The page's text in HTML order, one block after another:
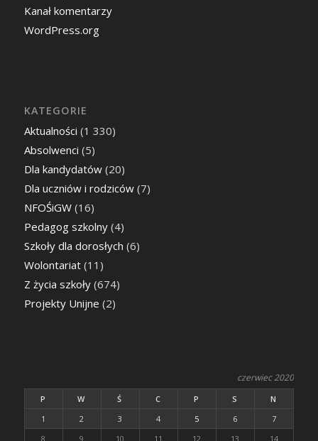
Kanał komentarzy
WordPress.org
KATEGORIE
Aktualności (1 330)
Absolwenci (5)
Dla kandydatów(20)
Dla uczniów i rodziców(7)
NFOŚiGW(16)
Pedagog szkolny(4)
Szkoły dla dorosłych (6)
Wolontariat(11)
Z życia szkoły(674)
Projekty Unijne (2)
czerwiec 2020
P W Ś C P S
N
1
2 3 4 5 6
7
8
9 10 11 12 13 14